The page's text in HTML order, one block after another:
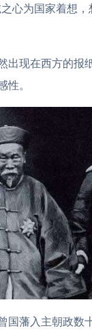
心为国家着想
出现在西方的
。
国藩入主朝政